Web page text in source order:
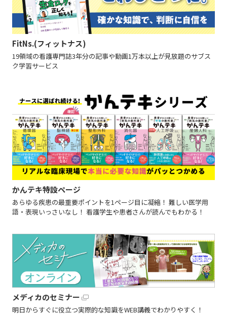
FitNs.(フィットナス)
19領域の看護専門誌3年分の記事や動画1万本以上が見放題のサブス
ク学習サービス
かんテキ特設ページ
あらゆる疾患の最重要ポイントを1ページ目に凝縮！ 難しい医学用
語・表現いっさいなし！ 看護学生や患者さんが読んでもわかる！
メディカのセミナー
明日からすぐに役立つ実際的な知識をWEB講義でわかりやすく！